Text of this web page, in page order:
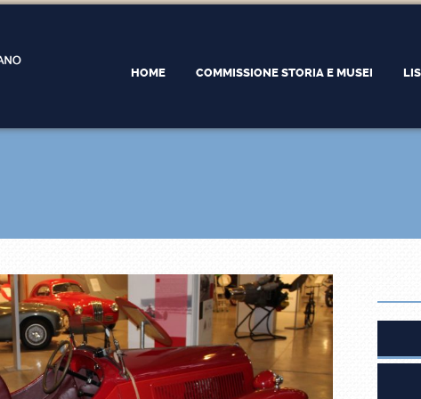
HOME COMMISSIONE STORIA E MUSEI